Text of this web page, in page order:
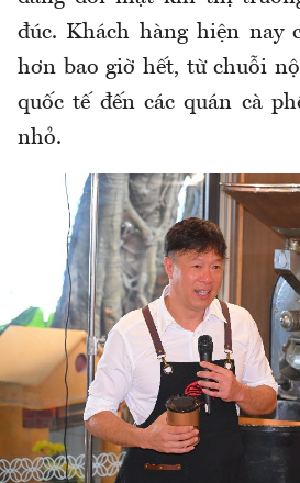
đúc. Khách hàng hiện nay
hơn bao giờ hết, từ chuỗi
quốc tế đến các quán cà
nhỏ.